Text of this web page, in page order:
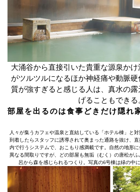
大涌谷から直接引いた貴重な源泉か
がツルツルになるほか神経痛や動脈
質が強すぎると感じる人は、真水の
げることもできる
部屋を出るのは食事どきだけ隠れ
人々が集うカフェや温泉と直結している「ホテル棟」と
到着したらスタッフに誘導されて奥まった通路を抜け、
内で行うシステムで、おこもり感満載です。自然の地形
異なる間取りですが、どの部屋も無垢（むく）の唐松が
呂から森を感じられるつくり。写真の6号棟は緑の中